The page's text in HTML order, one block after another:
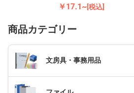
￥17.1~[税込]
商品カテゴリー
文房具・事務用品